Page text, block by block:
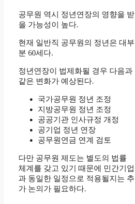
공무원 역시 정년연장의 영향을 받
을 가능성이 높다.
현재 일반직 공무원의 정년은 대부
분 60세다.
정년연장이 법제화될 경우 다음과
같은 변화가 예상된다.
국가공무원 정년 조정
지방공무원 정년 조정
공공기관 인사규정 개정
공기업 정년 연장
공무원연금 연계 검토
다만 공무원 제도는 별도의 법률
체계를 갖고 있기 때문에 민간기업
과 동일한 일정으로 적용될지는 추
가 논의가 필요하다.